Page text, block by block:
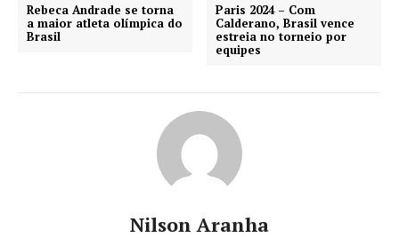
Rebeca Andrade se torna
a maior atleta olímpica do
Brasil
Paris 2024 – Com
Calderano, Brasil vence
estreia no torneio por
equipes
Nilson Aranha